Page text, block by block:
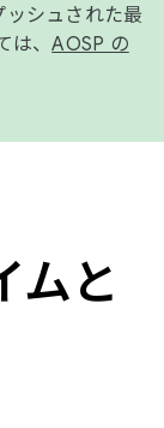
シュされた最
は、AOSP の
ムと